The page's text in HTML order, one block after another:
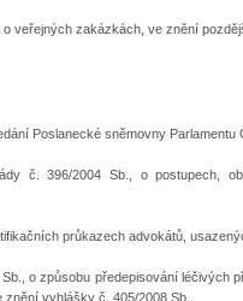
veřejných zakázkách, ve znění
Poslanecké sněmovny Parlamentu
č. 396/2004 Sb., o postupech,
průkazech advokátů,
o způsobu předepisování léčivých
vyhlášky č. 405/2008 Sb.